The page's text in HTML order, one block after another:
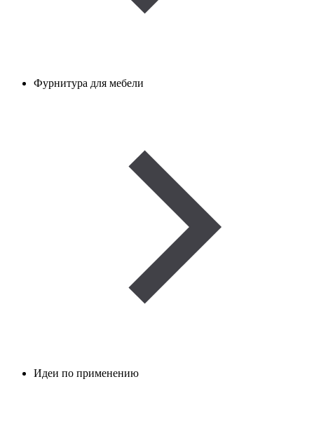
Фурнитура для мебели
Идеи по применению